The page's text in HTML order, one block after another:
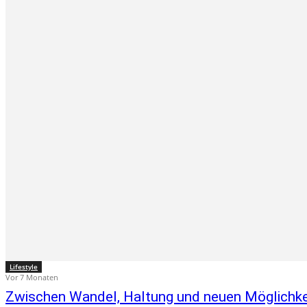
Lifestyle
Vor 7 Monaten
Zwischen Wandel, Haltung und neuen